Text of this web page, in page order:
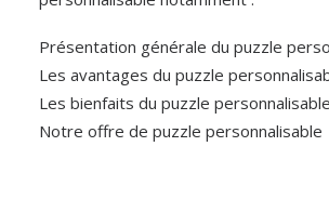
Présentation générale du puzzle
Les avantages du puzzle
Les bienfaits du puzzle personnalisable
Notre offre de puzzle personnalisable